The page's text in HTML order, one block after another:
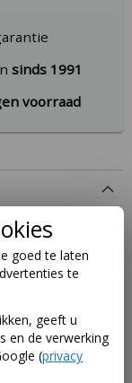
sinds 1991
voorraad
roze– Comfort
XXL
uit
cm x 24 cm x
en
met zwart
in
goed te laten
te
geeft u
en de verwerking
(privacy